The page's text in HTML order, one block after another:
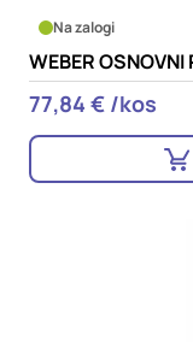
Na zalogi
WEBER
77,84 € /kos